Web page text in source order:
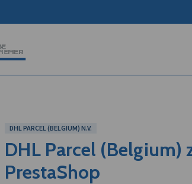
DHL PARCEL (BELGIUM) N.V.
DHL Parcel
PrestaShop